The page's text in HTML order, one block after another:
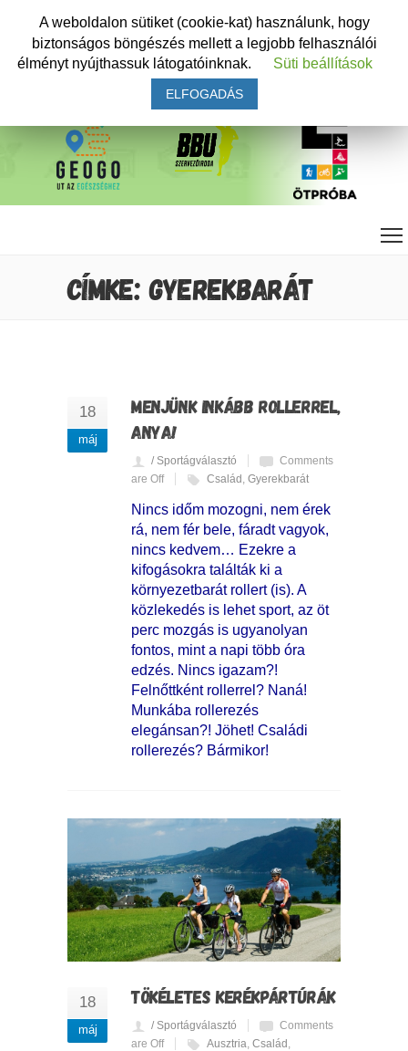
CÍMKE: GYEREKBARÁT
18
máj
MENJÜNK INKÁBB ROLLERREL,
ANYA!
/ Sportágválasztó
Comments
are Off
Család, Gyerekbarát
Nincs időm mozogni, nem érek
rá, nem fér bele, fáradt vagyok,
nincs kedvem… Ezekre a
kifogásokra találták ki a
környezetbarát rollert (is). A
közlekedés is lehet sport, az öt
perc mozgás is ugyanolyan
fontos, mint a napi több óra
edzés. Nincs igazam?!
Felnőttként rollerrel? Naná!
Munkába rollerezés
elegánsan?! Jöhet! Családi
rollerezés? Bármikor!
18
máj
TÖKÉLETES KERÉKPÁRTÚRÁK
/ Sportágválasztó
Comments
are Off
Ausztria Család
A weboldalon sütiket (cookie-kat) használunk, hogy
biztonságos böngészés mellett a legjobb felhasználói
élményt nyújthassuk látogatóinknak.
Süti beállítások
ELFOGADÁS